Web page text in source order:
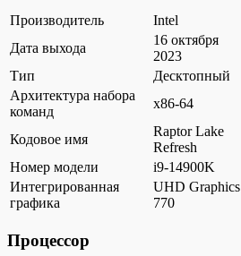
Производитель Intel
Дата выхода
16 октября
2023
Тип
Десктопный
Архитектура набора
команд
x86-64
Кодовое имя
Raptor Lake
Refresh
Номер модели
i9-14900K
Интегрированная
графика
UHD Graphics
770
Процессор